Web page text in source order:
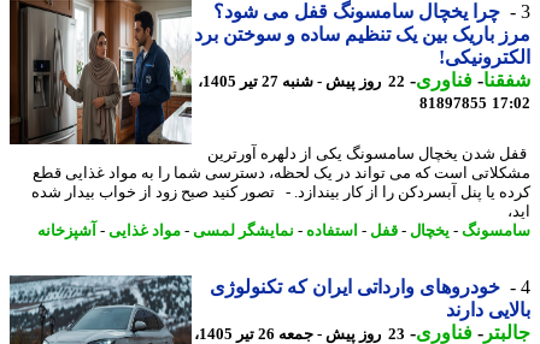
چرا یخچال سامسونگ قفل می شود؟
باریک بین یک تنظیم ساده و سوختن برد
-فناوری-
22 روز پیش - شنبه 27 تیر 1405،
81897855
شدن یخچال سامسونگ یکی از دلهره آورترین
است که می تواند در یک لحظه، دسترسی شما را به مواد غذایی قطع
یا پنل آبسردکن را از کار بیندازد. - تصور کنید صبح زود از خواب بیدار شده
-یخچال-قفل -استفاده-نمایشگر لمسی-مواد غذایی- آشپزخانه
خودروهای وارداتی ایران که تکنولوژی
دارند
-فناوری-
23 روز پیش - جمعه 26 تیر 1405،